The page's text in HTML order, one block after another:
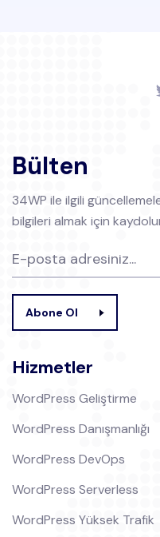
Bülten
34WP ile ilgili
bilgileri almak için
Abone Ol
Hizmetler
WordPress Geliştirme
WordPress Danışmanlığı
WordPress DevOps
WordPress Serverless
WordPress Yüksek Trafik